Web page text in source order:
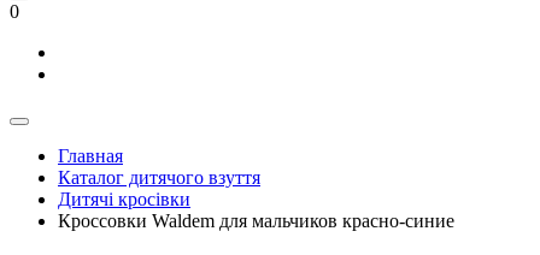
0
Главная
Каталог дитячого взуття
Дитячі кросівки
Кроссовки Waldem для мальчиков красно-синие